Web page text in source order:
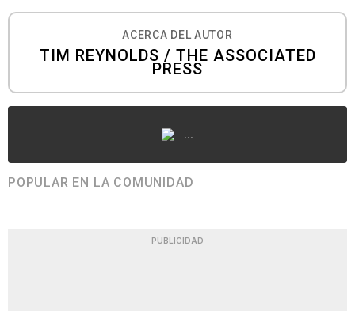
ACERCA DEL AUTOR
TIM REYNOLDS / THE ASSOCIATED
PRESS
...
POPULAR EN LA COMUNIDAD
PUBLICIDAD